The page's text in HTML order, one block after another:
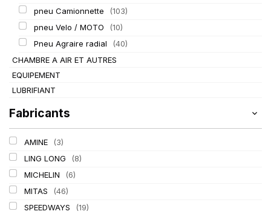
pneu Camionnette
(103)
pneu Velo / MOTO
(10)
Pneu Agraire radial
(40)
CHAMBRE A AIR ET AUTRES
EQUIPEMENT
LUBRIFIANT
Fabricants
AMINE
(3)
LING LONG
(8)
MICHELIN
(6)
MITAS
(46)
SPEEDWAYS
(19)